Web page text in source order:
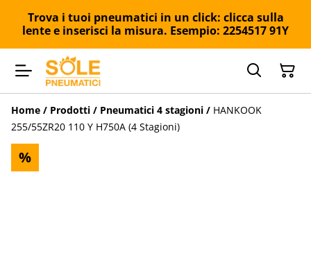
Trova i tuoi pneumatici in un click: clicca sulla
lente e inserisci la misura. Esempio: 2254517 91Y
Home / Prodotti / Pneumatici 4 stagioni / HANKOOK
255/55ZR20 110 Y H750A (4 Stagioni)
%